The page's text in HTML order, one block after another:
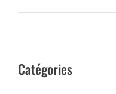
Catégories